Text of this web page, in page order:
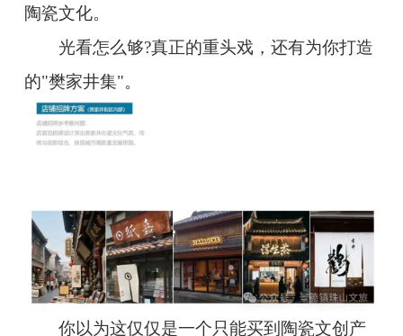
陶瓷文化。
光看怎么够?真正的重头戏，还有为你打造
的"樊家井集"。
你以为这仅仅是一个只能买到陶瓷文创产